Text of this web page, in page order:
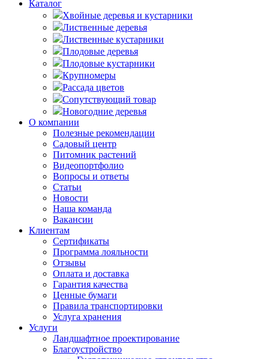
Каталог
Хвойные деревья и кустарники
Лиственные деревья
Лиственные кустарники
Плодовые деревья
Плодовые кустарники
Крупномеры
Рассада цветов
Сопутствующий товар
Новогодние деревья
О компании
Полезные рекомендации
Садовый центр
Питомник растений
Видеопортфолио
Вопросы и ответы
Статьи
Новости
Наша команда
Вакансии
Клиентам
Сертификаты
Программа лояльности
Отзывы
Оплата и доставка
Гарантия качества
Ценные бумаги
Правила транспортировки
Услуга хранения
Услуги
Ландшафтное проектирование
Благоустройство